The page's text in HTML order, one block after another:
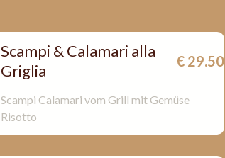
Scampi & Calamari alla
Griglia
€ 29.50
Scampi Calamari vom Grill mit Gemüse
Risotto